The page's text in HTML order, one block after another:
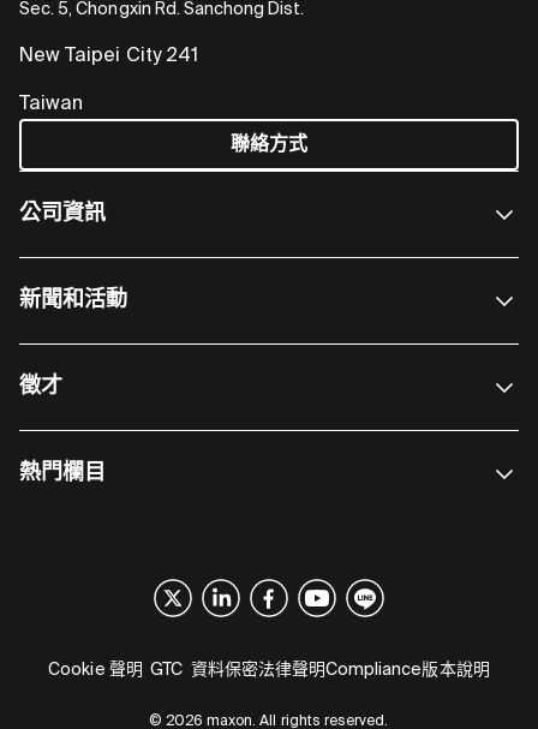
Sec. 5, Chongxin Rd. Sanchong Dist.
New Taipei City 241
Taiwan
聯絡方式
公司資訊
新聞和活動
徵才
熱門欄目
© 2026 maxon. All rights reserved.
Cookie 聲明 GTC 資料保密法律聲明Compliance版本說明